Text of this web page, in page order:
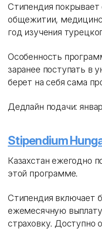
Стипендия
общежитии,
год изучения
Особенность
заранее поступать в
берет на себя сама
Дедлайн подачи:
Stipendium
Казахстан ежегодно
этой программе.
Стипендия включает
ежемесячную
страховку. Доступно